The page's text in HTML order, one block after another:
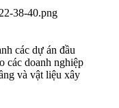
các dự án đầu
các doanh nghiệp
và vật liệu xây